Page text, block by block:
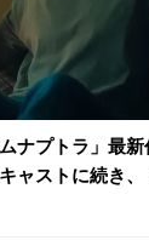
ナプトラ」最
ャストに続き